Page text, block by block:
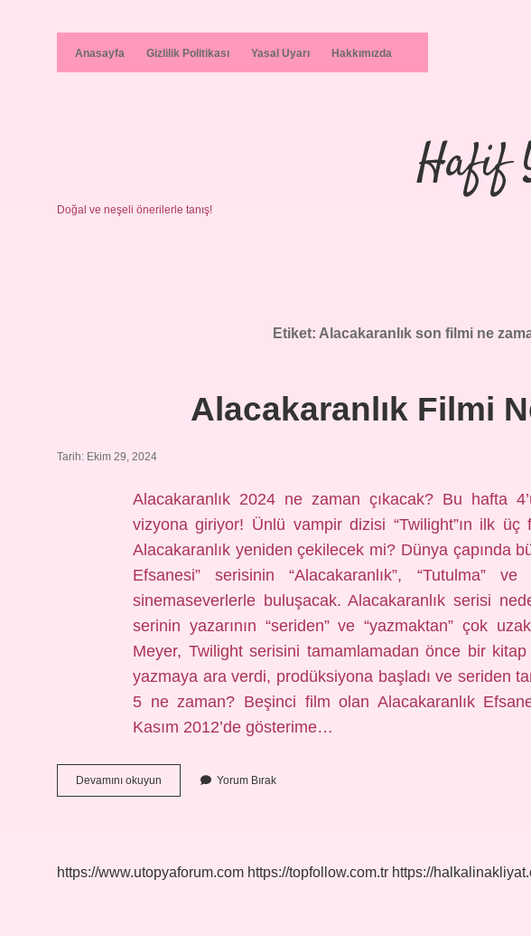
Anasayfa Gizlilik Politikası Yasal Uyarı Hakkımızda
Hafif
Doğal ve neşeli önerilerle tanış!
Etiket: Alacakaranlık son filmi ne
Alacakaranlık Filmi
Tarih: Ekim 29, 2024
Alacakaranlık 2024 ne zaman çıkacak? Bu hafta
vizyona giriyor! Ünlü vampir dizisi “Twilight”ın ilk
Alacakaranlık yeniden çekilecek mi? Dünya çapında
Efsanesi” serisinin “Alacakaranlık”, “Tutulma”
sinemaseverlerle buluşacak. Alacakaranlık serisi
serinin yazarının “seriden” ve “yazmaktan” çok
Meyer, Twilight serisini tamamlamadan önce bir
yazmaya ara verdi, prodüksiyona başladı ve seriden
5 ne zaman? Beşinci film olan Alacakaranlık
Kasım 2012’de gösterime…
Devamını okuyun Alacakaranlık
Filmi
Yorum Bırak
https://www.utopyaforum.com https://topfollow.com.tr https://